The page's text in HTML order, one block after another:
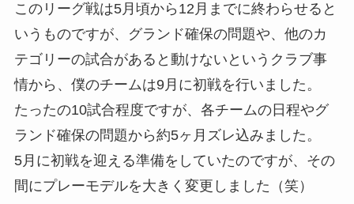
このリーグ戦は5月頃から12月までに終わらせると
いうものですが、グランド確保の問題や、他のカ
テゴリーの試合があると動けないというクラブ事
情から、僕のチームは9月に初戦を行いました。
たったの10試合程度ですが、各チームの日程やグ
ランド確保の問題から約5ヶ月ズレ込みました。
5月に初戦を迎える準備をしていたのですが、その
間にプレーモデルを大きく変更しました（笑）